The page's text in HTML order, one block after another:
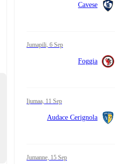
Cavese
Jumapili, 6 Sep
Foggia
Ijumaa, 11 Sep
Audace Cerignola
Jumanne, 15 Sep